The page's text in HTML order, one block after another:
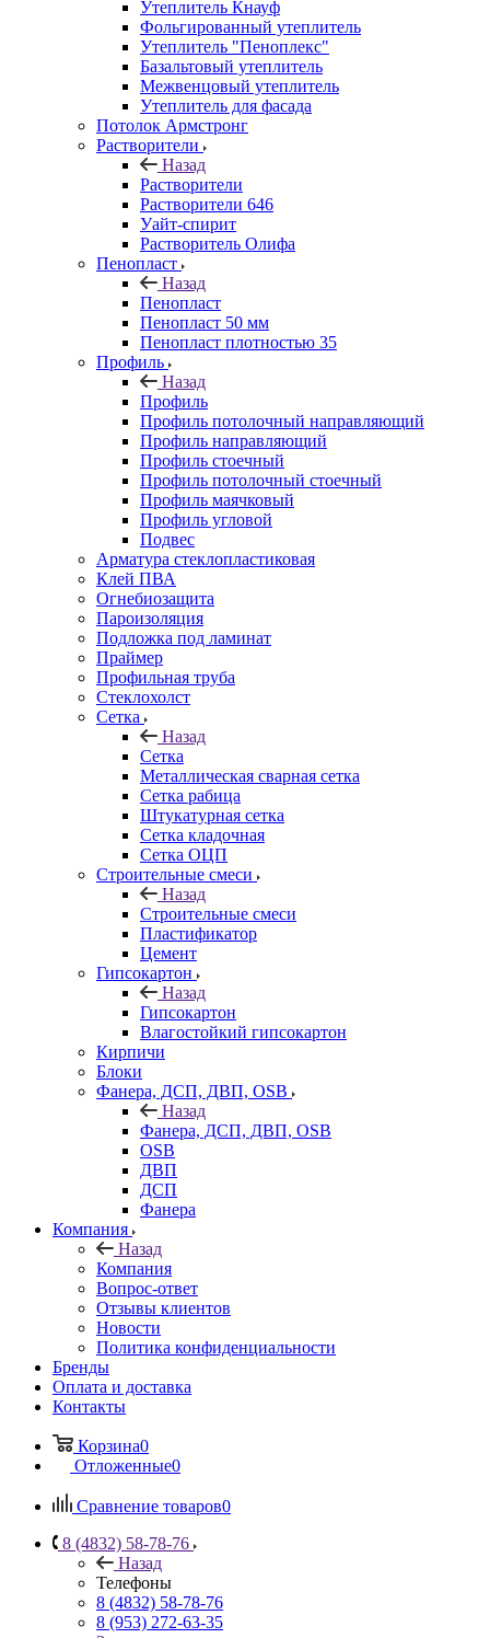
Утеплитель Кнауф
Фольгированный утеплитель
Утеплитель "Пеноплекс"
Базальтовый утеплитель
Межвенцовый утеплитель
Утеплитель для фасада
Потолок Армстронг
Растворители
Назад
Растворители
Растворители 646
Уайт-спирит
Растворитель Олифа
Пенопласт
Назад
Пенопласт
Пенопласт 50 мм
Пенопласт плотностью 35
Профиль
Назад
Профиль
Профиль потолочный направляющий
Профиль направляющий
Профиль стоечный
Профиль потолочный стоечный
Профиль маячковый
Профиль угловой
Подвес
Арматура стеклопластиковая
Клей ПВА
Огнебиозащита
Пароизоляция
Подложка под ламинат
Праймер
Профильная труба
Стеклохолст
Сетка
Назад
Сетка
Металлическая сварная сетка
Сетка рабица
Штукатурная сетка
Сетка кладочная
Сетка ОЦП
Строительные смеси
Назад
Строительные смеси
Пластификатор
Цемент
Гипсокартон
Назад
Гипсокартон
Влагостойкий гипсокартон
Кирпичи
Блоки
Фанера, ДСП, ДВП, OSB
Назад
Фанера, ДСП, ДВП, OSB
OSB
ДВП
ДСП
Фанера
Компания
Назад
Компания
Вопрос-ответ
Отзывы клиентов
Новости
Политика конфиденциальности
Бренды
Оплата и доставка
Контакты
Корзина0
Отложенные0
Сравнение товаров0
8 (4832) 58-78-76
Назад
Телефоны
8 (4832) 58-78-76
8 (953) 272-63-35